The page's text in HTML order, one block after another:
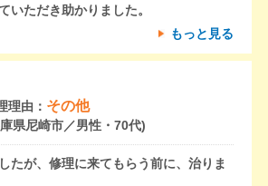
いただき助かりました。
もっと見る
理由： その他
県尼崎市／男性・70代)
たが、修理に来てもらう前に、治りま